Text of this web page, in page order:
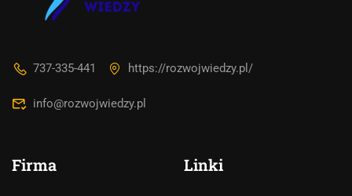
737-335-441 https://rozwojwiedzy.pl/
info@rozwojwiedzy.pl
Firma Linki